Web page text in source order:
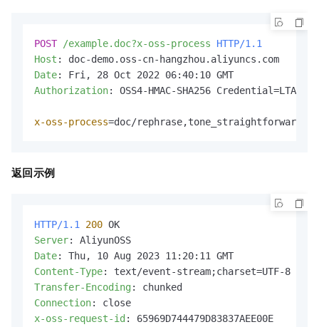
POST /example.doc?x-oss-process
HTTP/1.1
Host :
Date:
Authorization: OSS4-HMAC-SHA256
x-oss-process=doc/
返回示例
HTTP/1.1 200
Server:
Date:
Content-Type:
Transfer-Encoding :
Connection:
x-oss-request-id :